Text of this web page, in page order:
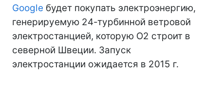
Google будет покупать электроэнергию,
генерируемую 24-турбинной ветровой
электростанцией, которую O2 строит в
северной Швеции. Запуск
электростанции ожидается в 2015 г.